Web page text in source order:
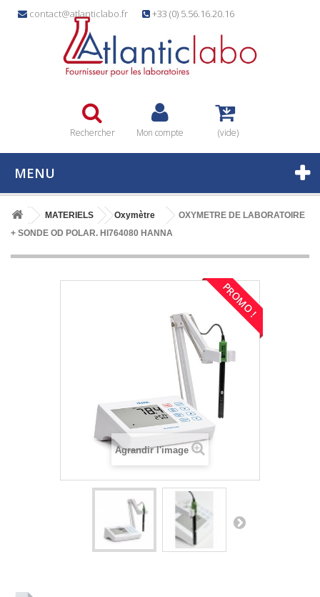
contact@atlanticlabo.fr +33 (0) 5.56.16.20.16
Rechercher Mon compte (vide)
MENU
MATERIELS Oxymètre
OXYMETRE DE LABORATOIRE
+ SONDE OD POLAR. HI764080 HANNA
PROMO !
Agrandir l'image